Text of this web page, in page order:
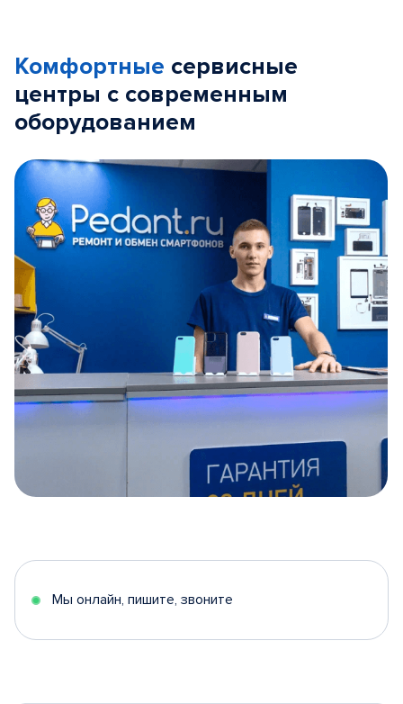
Комфортные сервисные
центры с современным
оборудованием
5
Мы онлайн, пишите, звоните